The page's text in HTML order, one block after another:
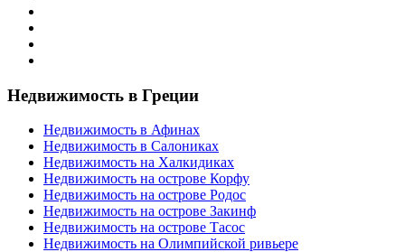
Недвижимость в Греции
Недвижимость в Афинах
Недвижимость в Салониках
Недвижимость на Халкидиках
Недвижимость на острове Корфу
Недвижимость на острове Родос
Недвижимость на острове Закинф
Недвижимость на острове Тасос
Недвижимость на Олимпийской ривьере